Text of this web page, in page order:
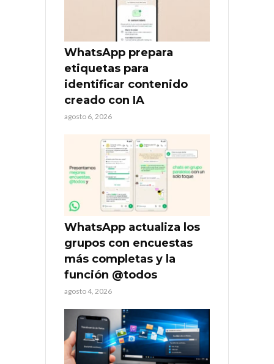
WhatsApp prepara
etiquetas para
identificar contenido
creado con IA
agosto 6, 2026
WhatsApp actualiza los
grupos con encuestas
más completas y la
función @todos
agosto 4, 2026